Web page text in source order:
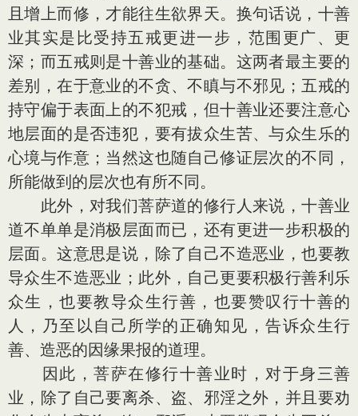
且增上而修，才能往生欲界天。换句话说，十善
业其实是比受持五戒更进一步，范围更广、更
深；而五戒则是十善业的基础。这两者最主要的
差别，在于意业的不贪、不瞋与不邪见；五戒的
持守偏于表面上的不犯戒，但十善业还要注意心
地层面的是否违犯，要有拔众生苦、与众生乐的
心境与作意；当然这也随自己修证层次的不同，
所能做到的层次也有所不同。
此外，对我们菩萨道的修行人来说，十善业
道不单单是消极层面而已，还有更进一步积极的
层面。这意思是说，除了自己不造恶业，也要教
导众生不造恶业；此外，自己更要积极行善利乐
众生，也要教导众生行善，也要赞叹行十善的
人，乃至以自己所学的正确知见，告诉众生行
善、造恶的因缘果报的道理。
因此，菩萨在修行十善业时，对于身三善
业，除了自己要离杀、盗、邪淫之外，并且要劝